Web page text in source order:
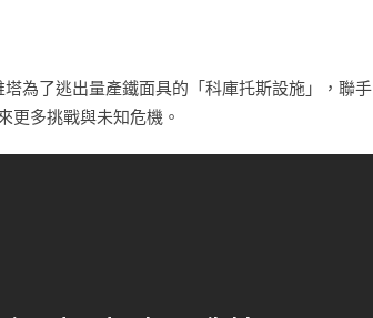
為了逃出量產鐵面具的「科庫托斯設施」，聯手
更多挑戰與未知危機。